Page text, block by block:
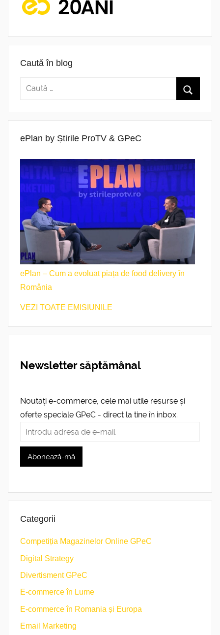
Caută în blog
ePlan by Știrile ProTV & GPeC
ePlan – Cum a evoluat piața de food delivery în
România
VEZI TOATE EMISIUNILE
Newsletter săptămânal
Noutăți e-commerce, cele mai utile resurse și
oferte speciale GPeC - direct la tine în inbox.
Categorii
Competiția Magazinelor Online GPeC
Digital Strategy
Divertisment GPeC
E-commerce în Lume
E-commerce în Romania și Europa
Email Marketing